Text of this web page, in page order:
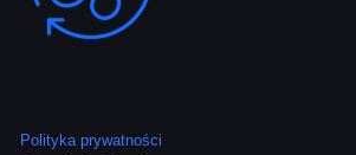
Polityka prywatności